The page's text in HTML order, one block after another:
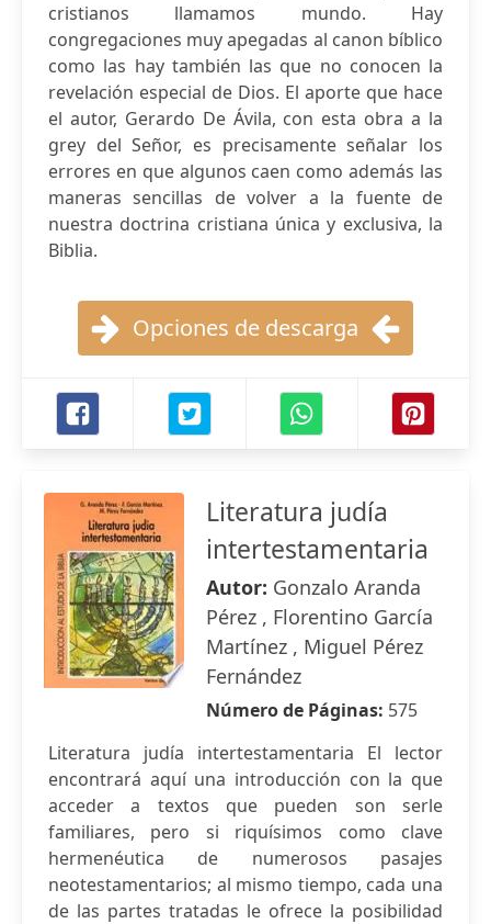
cristianos llamamos mundo. Hay
congregaciones muy apegadas al canon bíblico
como las hay también las que no conocen la
revelación especial de Dios. El aporte que hace
el autor, Gerardo De Ávila, con esta obra a la
grey del Señor, es precisamente señalar los
errores en que algunos caen como además las
maneras sencillas de volver a la fuente de
nuestra doctrina cristiana única y exclusiva, la
Biblia.
Opciones de descarga
Literatura judía
intertestamentaria
Autor: Gonzalo Aranda
Pérez , Florentino García
Martínez , Miguel Pérez
Fernández
Número de Páginas: 575
Literatura judía intertestamentaria El lector
encontrará aquí una introducción con la que
acceder a textos que pueden son serle
familiares, pero si riquísimos como clave
hermenéutica de numerosos pasajes
neotestamentarios; al mismo tiempo, cada una
de las partes tratadas le ofrece la posibilidad